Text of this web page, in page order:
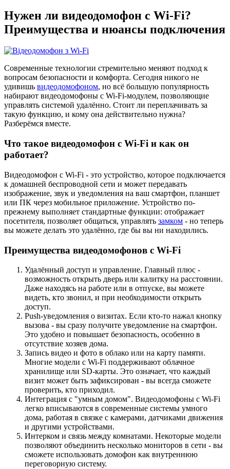
Нужен ли видеодомофон с Wi-Fi?
Преимущества и нюансы подключения
Современные технологии стремительно меняют подход к
вопросам безопасности и комфорта. Сегодня никого не
удивишь видеодомофоном, но всё большую популярность
набирают видеодомофоны с Wi-Fi-модулем, позволяющие
управлять системой удалённо. Стоит ли переплачивать за
такую функцию, и кому она действительно нужна?
Разберёмся вместе.
Что такое видеодомофон с Wi-Fi и как он
работает?
Видеодомофон с Wi-Fi - это устройство, которое подключается
к домашней беспроводной сети и может передавать
изображение, звук и уведомления на ваш смартфон, планшет
или ПК через мобильное приложение. Устройство по-
прежнему выполняет стандартные функции: отображает
посетителя, позволяет общаться, управлять замком - но теперь
вы можете делать это удалённо, где бы вы ни находились.
Преимущества видеодомофонов с Wi-Fi
Удалённый доступ и управление. Главный плюс -
возможность открыть дверь или калитку на расстоянии.
Даже находясь на работе или в отпуске, вы можете
видеть, кто звонил, и при необходимости открыть
доступ.
Push-уведомления о визитах. Если кто-то нажал кнопку
вызова - вы сразу получите уведомление на смартфон.
Это удобно и повышает безопасность, особенно в
отсутствие хозяев дома.
Запись видео и фото в облако или на карту памяти.
Многие модели с Wi-Fi поддерживают облачное
хранилище или SD-карты. Это означает, что каждый
визит может быть зафиксирован - вы всегда сможете
проверить, кто приходил.
Интеграция с "умным домом". Видеодомофоны с Wi-Fi
легко вписываются в современные системы умного
дома, работая в связке с камерами, датчиками движения
и другими устройствами.
Интерком и связь между комнатами. Некоторые модели
позволяют объединить несколько мониторов в сети - вы
сможете использовать домофон как внутреннюю
переговорную систему.